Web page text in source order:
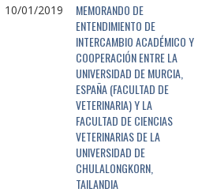
10/01/2019
MEMORANDO DE
ENTENDIMIENTO DE
INTERCAMBIO ACADÉMICO Y
COOPERACIÓN ENTRE LA
UNIVERSIDAD DE MURCIA,
ESPAÑA (FACULTAD DE
VETERINARIA) Y LA
FACULTAD DE CIENCIAS
VETERINARIAS DE LA
UNIVERSIDAD DE
CHULALONGKORN,
TAILANDIA